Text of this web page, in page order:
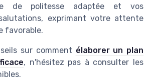
de politesse adaptée et vos
, exprimant votre attente
favorable.
sur comment élaborer un plan
, n'hésitez pas à consulter les